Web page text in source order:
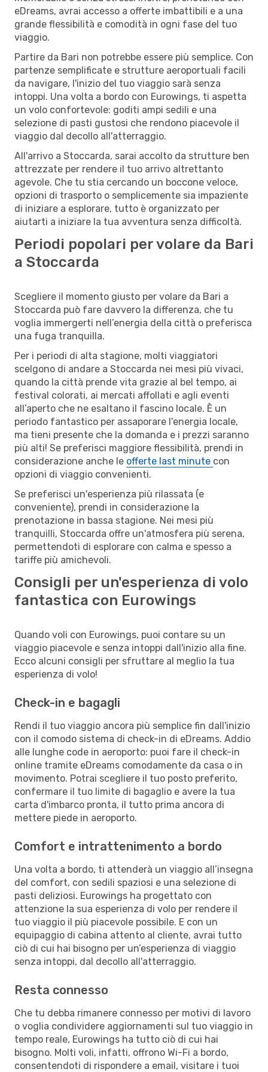
eDreams, avrai accesso a offerte imbattibili e a una
grande flessibilità e comodità in ogni fase del tuo
viaggio.
Partire da Bari non potrebbe essere più semplice. Con
partenze semplificate e strutture aeroportuali facili
da navigare, l'inizio del tuo viaggio sarà senza
intoppi. Una volta a bordo con Eurowings, ti aspetta
un volo confortevole: goditi ampi sedili e una
selezione di pasti gustosi che rendono piacevole il
viaggio dal decollo all'atterraggio.
All'arrivo a Stoccarda, sarai accolto da strutture ben
attrezzate per rendere il tuo arrivo altrettanto
agevole. Che tu stia cercando un boccone veloce,
opzioni di trasporto o semplicemente sia impaziente
di iniziare a esplorare, tutto è organizzato per
aiutarti a iniziare la tua avventura senza difficoltà.
Periodi popolari per volare da Bari
a Stoccarda
Scegliere il momento giusto per volare da Bari a
Stoccarda può fare davvero la differenza, che tu
voglia immergerti nell’energia della città o preferisca
una fuga tranquilla.
Per i periodi di alta stagione, molti viaggiatori
scelgono di andare a Stoccarda nei mesi più vivaci,
quando la città prende vita grazie al bel tempo, ai
festival colorati, ai mercati affollati e agli eventi
all’aperto che ne esaltano il fascino locale. È un
periodo fantastico per assaporare l'energia locale,
ma tieni presente che la domanda e i prezzi saranno
più alti! Se preferisci maggiore flessibilità, prendi in
considerazione anche le offerte last minute con
opzioni di viaggio convenienti.
Se preferisci un'esperienza più rilassata (e
conveniente), prendi in considerazione la
prenotazione in bassa stagione. Nei mesi più
tranquilli, Stoccarda offre un'atmosfera più serena,
permettendoti di esplorare con calma e spesso a
tariffe più amichevoli.
Consigli per un'esperienza di volo
fantastica con Eurowings
Quando voli con Eurowings, puoi contare su un
viaggio piacevole e senza intoppi dall'inizio alla fine.
Ecco alcuni consigli per sfruttare al meglio la tua
esperienza di volo!
Check-in e bagagli
Rendi il tuo viaggio ancora più semplice fin dall'inizio
con il comodo sistema di check-in di eDreams. Addio
alle lunghe code in aeroporto: puoi fare il check-in
online tramite eDreams comodamente da casa o in
movimento. Potrai scegliere il tuo posto preferito,
confermare il tuo limite di bagaglio e avere la tua
carta d'imbarco pronta, il tutto prima ancora di
mettere piede in aeroporto.
Comfort e intrattenimento a bordo
Una volta a bordo, ti attenderà un viaggio all’insegna
del comfort, con sedili spaziosi e una selezione di
pasti deliziosi. Eurowings ha progettato con
attenzione la sua esperienza di volo per rendere il
tuo viaggio il più piacevole possibile. E con un
equipaggio di cabina attento al cliente, avrai tutto
ciò di cui hai bisogno per un’esperienza di viaggio
senza intoppi, dal decollo all'atterraggio.
Resta connesso
Che tu debba rimanere connesso per motivi di lavoro
o voglia condividere aggiornamenti sul tuo viaggio in
tempo reale, Eurowings ha tutto ciò di cui hai
bisogno. Molti voli, infatti, offrono Wi-Fi a bordo,
consentendoti di rispondere a email, visitare i tuoi